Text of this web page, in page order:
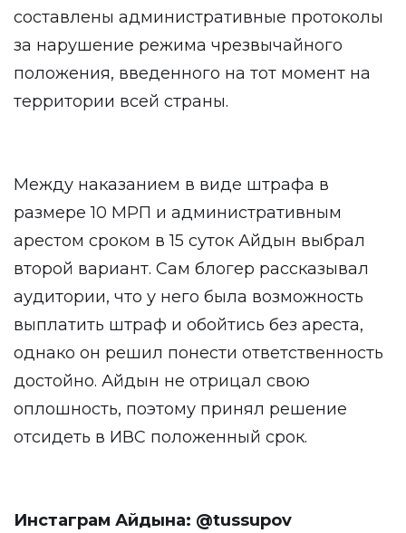
составлены административные протоколы
за нарушение режима чрезвычайного
положения, введенного на тот момент на
территории всей страны.
Между наказанием в виде штрафа в
размере 10 МРП и административным
арестом сроком в 15 суток Айдын выбрал
второй вариант. Сам блогер рассказывал
аудитории, что у него была возможность
выплатить штраф и обойтись без ареста,
однако он решил понести ответственность
достойно. Айдын не отрицал свою
оплошность, поэтому принял решение
отсидеть в ИВС положенный срок.
Инстаграм Айдына: @tussupov